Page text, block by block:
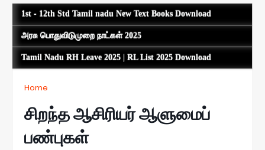
1st - 12th Std Tamil nadu New Text Books Download
அரசு பொதுவிடுமுறை நாட்கள் 2025
Tamil Nadu RH Leave 2025 | RL List 2025 Download
Home
சிறந்த ஆசிரியர் ஆளுமைப்
பண்புகள்